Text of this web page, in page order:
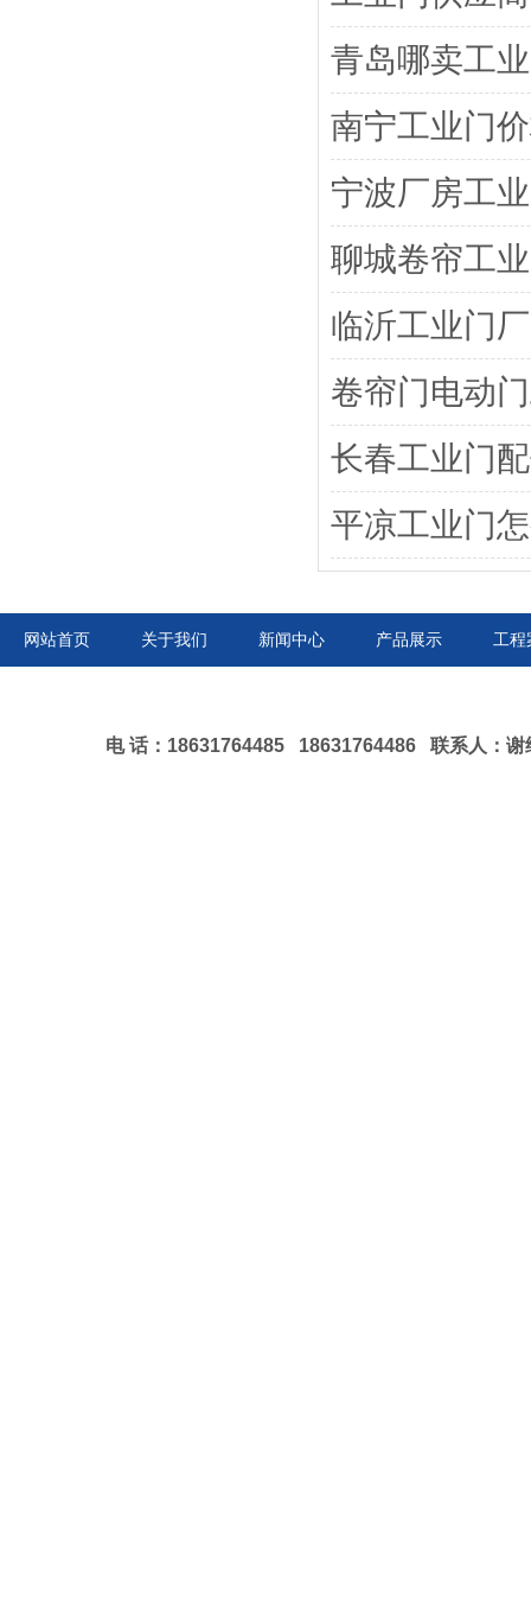
青岛哪卖工
南宁工业门
宁波厂房工
聊城卷帘工
临沂工业门
卷帘门电动
长春工业门
平凉工业门
网站首页 关于我们 新闻中心 产品展示 工程
电 话：18631764485 18631764486 联系人：